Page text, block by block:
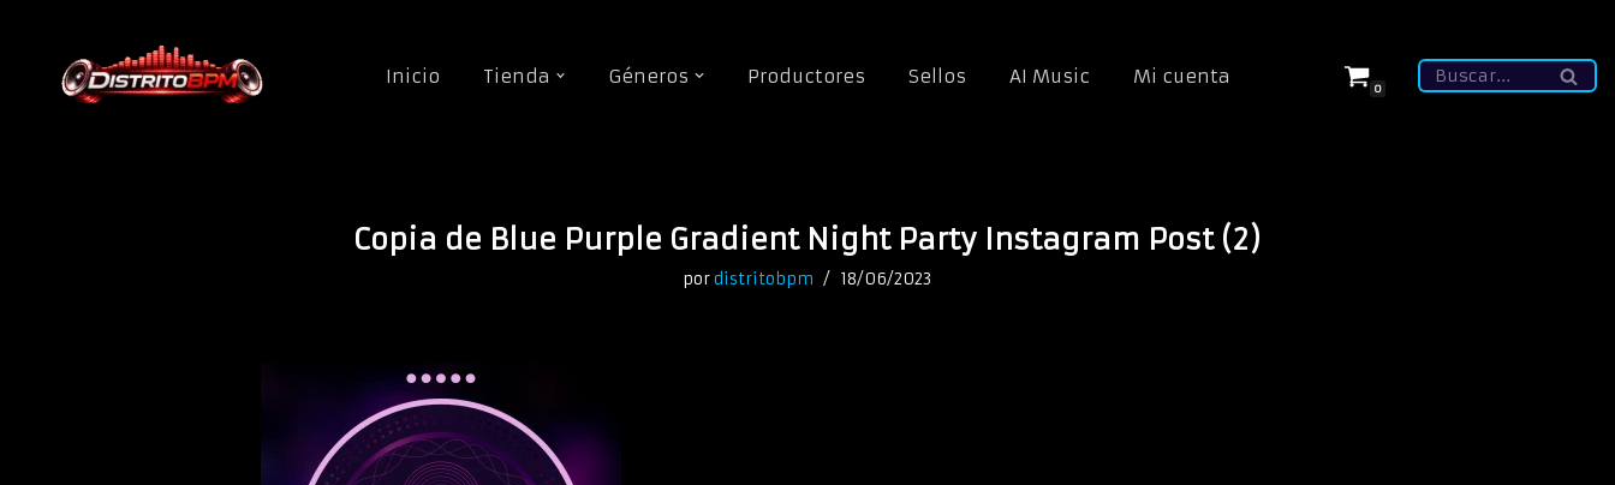
Inicio
Tienda Géneros Productores Sellos AI Music Mi cuenta
0
Copia de Blue Purple Gradient Night Party Instagram Post (2)
pordistritobpm 18/06/2023